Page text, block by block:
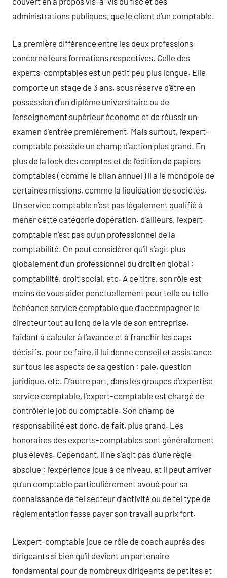
administrations publiques, que le client d’un comptable.
La première différence entre les deux professions
concerne leurs formations respectives. Celle des
experts-comptables est un petit peu plus longue. Elle
comporte un stage de 3 ans, sous réserve d’être en
possession d’un diplôme universitaire ou de
l’enseignement supérieur économe et de réussir un
examen d’entrée premièrement. Mais surtout, l’expert-
comptable possède un champ d’action plus grand. En
plus de la look des comptes et de l’édition de papiers
comptables ( comme le bilan annuel ) il a le monopole de
certaines missions, comme la liquidation de sociétés.
Un service comptable n’est pas légalement qualifié à
mener cette catégorie d’opération. d’ailleurs, l’expert-
comptable n’est pas qu’un professionnel de la
comptabilité. On peut considérer qu’il s’agit plus
globalement d’un professionnel du droit en global :
comptabilité, droit social, etc. A ce titre, son rôle est
moins de vous aider ponctuellement pour telle ou telle
échéance service comptable que d’accompagner le
directeur tout au long de la vie de son entreprise,
l’aidant à calculer à l’avance et à franchir les caps
décisifs. pour ce faire, il lui donne conseil et assistance
sur tous les aspects de sa gestion : paie, question
juridique, etc. D’autre part, dans les groupes d’expertise
service comptable, l’expert-comptable est chargé de
contrôler le job du comptable. Son champ de
responsabilité est donc, de fait, plus grand. Les
honoraires des experts-comptables sont généralement
plus élevés. Cependant, il ne s’agit pas d’une règle
absolue : l’expérience joue à ce niveau, et il peut arriver
qu’un comptable particulièrement avoué pour sa
connaissance de tel secteur d’activité ou de tel type de
réglementation fasse payer son travail au prix fort.
L’expert-comptable joue ce rôle de coach auprès des
dirigeants si bien qu’il devient un partenaire
fondamental pour de nombreux dirigeants de petites et